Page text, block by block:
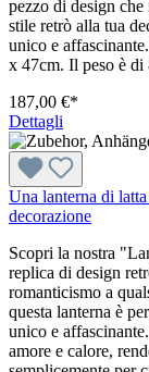
pezzo di design
stile retrò alla tua
unico e
x 47cm. Il peso è di
187,00 €*
Dettagli
Una lanterna di
decorazione
Scopri la nostra
replica di design
romanticismo a
questa lanterna è
unico e
amore e calore,